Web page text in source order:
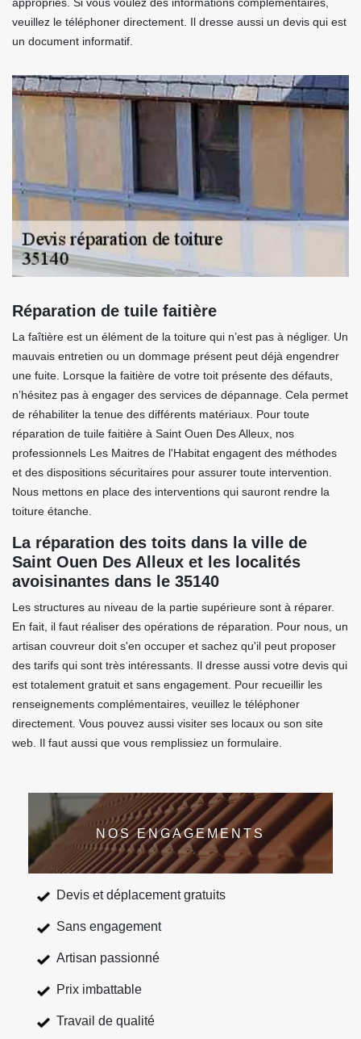
veuillez le téléphoner directement. Il dresse aussi un devis qui est
un document informatif.
Réparation de tuile faitière
La faîtière est un élément de la toiture qui n’est pas à négliger. Un
mauvais entretien ou un dommage présent peut déjà engendrer
une fuite. Lorsque la faitière de votre toit présente des défauts,
n’hésitez pas à engager des services de dépannage. Cela permet
de réhabiliter la tenue des différents matériaux. Pour toute
réparation de tuile faitière à Saint Ouen Des Alleux, nos
professionnels Les Maitres de l'Habitat engagent des méthodes
et des dispositions sécuritaires pour assurer toute intervention.
Nous mettons en place des interventions qui sauront rendre la
toiture étanche.
La réparation des toits dans la ville de
Saint Ouen Des Alleux et les localités
avoisinantes dans le 35140
Les structures au niveau de la partie supérieure sont à réparer.
En fait, il faut réaliser des opérations de réparation. Pour nous, un
artisan couvreur doit s'en occuper et sachez qu'il peut proposer
des tarifs qui sont très intéressants. Il dresse aussi votre devis qui
est totalement gratuit et sans engagement. Pour recueillir les
renseignements complémentaires, veuillez le téléphoner
directement. Vous pouvez aussi visiter ses locaux ou son site
web. Il faut aussi que vous remplissiez un formulaire.
NOS ENGAGEMENTS
Devis et déplacement gratuits
Sans engagement
Artisan passionné
Prix imbattable
Travail de qualité